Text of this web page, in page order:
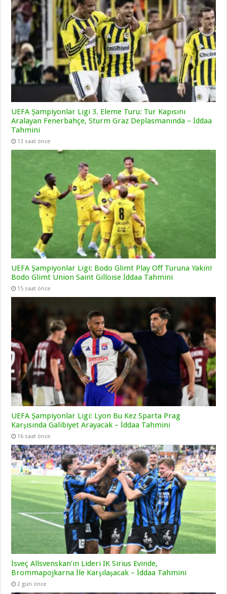
UEFA Şampiyonlar Ligi 3. Eleme Turu: Tur Kapısını
Aralayan Fenerbahçe, Sturm Graz Deplasmanında – İddaa
Tahmini
13 saat önce
UEFA Şampiyonlar Ligi: Bodo Glimt Play Off Turuna Yakın!
Bodo Glimt Union Saint Gilloise İddaa Tahmini
15 saat önce
UEFA Şampiyonlar Ligi: Lyon Bu Kez Sparta Prag
Karşısında Galibiyet Arayacak – İddaa Tahmini
16 saat önce
İsveç Allsvenskan’ın Lideri IK Sirius Evinde,
Brommapojkarna İle Karşılaşacak – İddaa Tahmini
2 gün önce